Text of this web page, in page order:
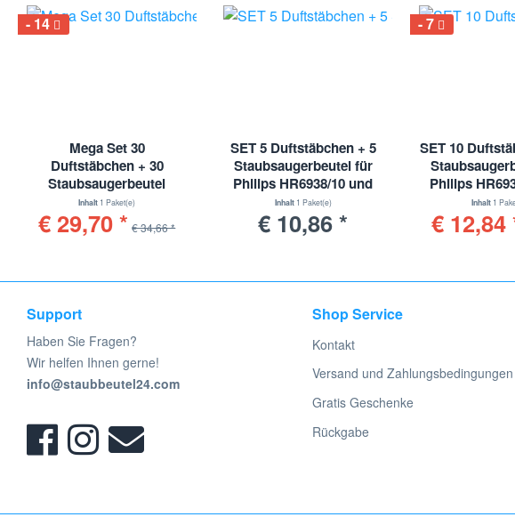
14
Mega Set 30
Duftstäbchen + 30
Staubsaugerbeutel
geeignet für Philips
HR6938/10 und Typ PH84
Inhalt 1 Paket(e)
€ 29,70 * € 34,66 *
SET 5 Duftstäbchen + 5
Staubsaugerbeutel für
Philips HR6938/10 und
Typ PH84
Inhalt 1 Paket(e)
€ 10,86 *
7
SET 10
Philips
Typ
Inhalt 1
€ 12,84
Support
Haben Sie Fragen?
Wir helfen Ihnen gerne!
info@staubbeutel24.com
Shop Service
Kontakt
Versand und Zahlungsbedingungen
Gratis Geschenke
Rückgabe